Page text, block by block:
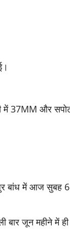
में 37MM और
बांध में आज
बार जून महीने में